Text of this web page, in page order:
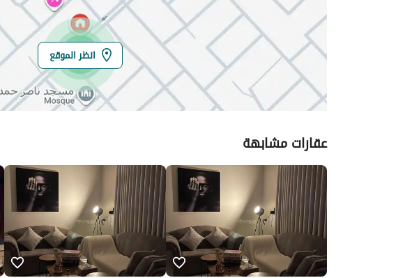
انظر الموقع
عقارات مشابهة